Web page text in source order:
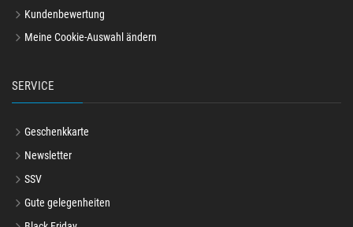
Kundenbewertung
Meine Cookie-Auswahl ändern
SERVICE
Geschenkkarte
Newsletter
SSV
Gute gelegenheiten